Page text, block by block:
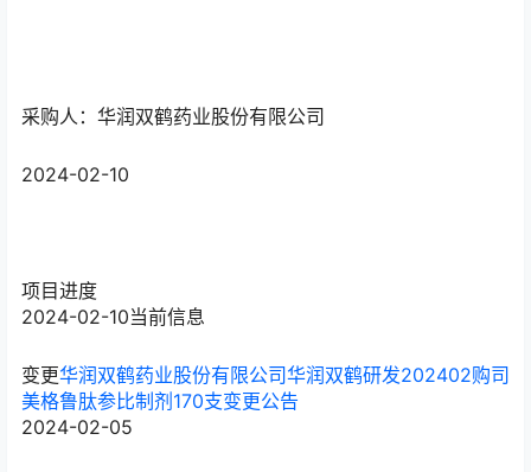
采购人：华润双鹤药业股份有限公司
2024-02-10
项目进度
2024-02-10当前信息
变更华润双鹤药业股份有限公司华润双鹤研发202402购司
美格鲁肽参比制剂170支变更公告
2024-02-05